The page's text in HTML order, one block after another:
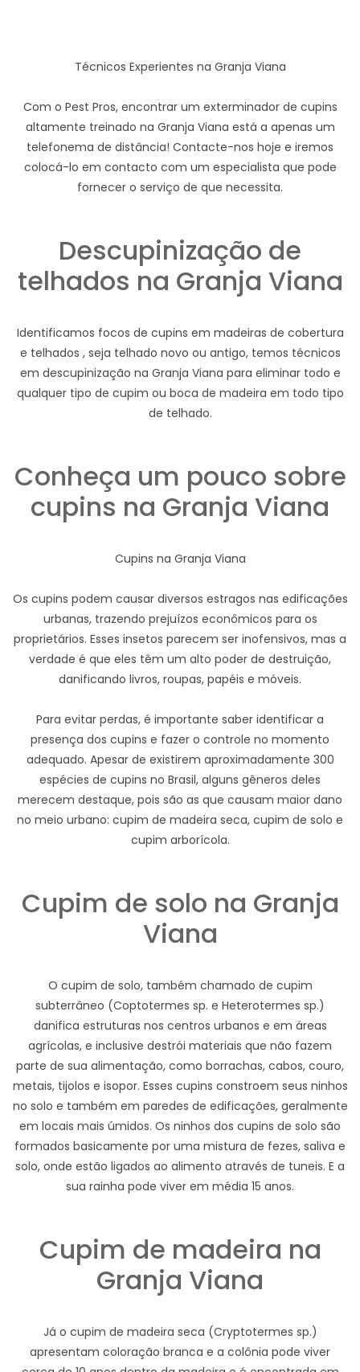
Técnicos Experientes na Granja Viana
Com o Pest Pros, encontrar um exterminador de cupins
altamente treinado na Granja Viana está a apenas um
telefonema de distância! Contacte-nos hoje e iremos
colocá-lo em contacto com um especialista que pode
fornecer o serviço de que necessita.
Descupinização de
telhados na Granja Viana
Identificamos focos de cupins em madeiras de cobertura
e telhados , seja telhado novo ou antigo, temos técnicos
em descupinização na Granja Viana para eliminar todo e
qualquer tipo de cupim ou boca de madeira em todo tipo
de telhado.
Conheça um pouco sobre
cupins na Granja Viana
Cupins na Granja Viana
Os cupins podem causar diversos estragos nas edificações
urbanas, trazendo prejuízos econômicos para os
proprietários. Esses insetos parecem ser inofensivos, mas a
verdade é que eles têm um alto poder de destruição,
danificando livros, roupas, papéis e móveis.
Para evitar perdas, é importante saber identificar a
presença dos cupins e fazer o controle no momento
adequado. Apesar de existirem aproximadamente 300
espécies de cupins no Brasil, alguns gêneros deles
merecem destaque, pois são as que causam maior dano
no meio urbano: cupim de madeira seca, cupim de solo e
cupim arborícola.
Cupim de solo na Granja
Viana
O cupim de solo, também chamado de cupim
subterrâneo (Coptotermes sp. e Heterotermes sp.)
danifica estruturas nos centros urbanos e em áreas
agrícolas, e inclusive destrói materiais que não fazem
parte de sua alimentação, como borrachas, cabos, couro,
metais, tijolos e isopor. Esses cupins constroem seus ninhos
no solo e também em paredes de edificações, geralmente
em locais mais úmidos. Os ninhos dos cupins de solo são
formados basicamente por uma mistura de fezes, saliva e
solo, onde estão ligados ao alimento através de tuneis. E a
sua rainha pode viver em média 15 anos.
Cupim de madeira na
Granja Viana
Já o cupim de madeira seca (Cryptotermes sp.)
apresentam coloração branca e a colônia pode viver